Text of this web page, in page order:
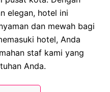
elegan, hotel ini
dan mewah bagi
hotel, Anda
staf kami yang
Anda.